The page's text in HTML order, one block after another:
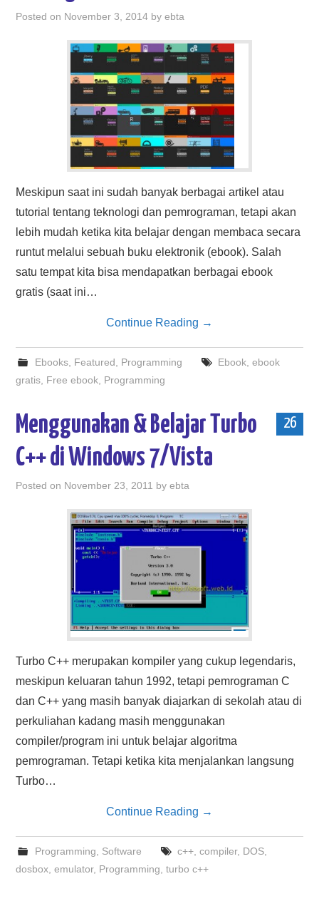
HASIL PENCARIAN
Posted on November 3, 2014 byebta
Meskipun saat ini sudah banyak berbagai artikel atau
tutorial tentang teknologi dan pemrograman, tetapi akan
lebih mudah ketika kita belajar dengan membaca secara
runtut melalui sebuah buku elektronik (ebook). Salah
satu tempat kita bisa mendapatkan berbagai ebook
gratis (saat ini…
Continue Reading →
Ebooks, Featured Programming Ebook, ebook
gratis Free ebook Programming
26
Menggunakan & Belajar Turbo
C++ di Windows 7/Vista
Posted on November 23, 2011 byebta
Turbo C++ merupakan kompiler yang cukup legendaris,
meskipun keluaran tahun 1992, tetapi pemrograman C
dan C++ yang masih banyak diajarkan di sekolah atau di
perkuliahan kadang masih menggunakan
compiler/program ini untuk belajar algoritma
pemrograman. Tetapi ketika kita menjalankan langsung
Turbo…
Continue Reading →
Programming Software c++, compiler, DOS,
dosbox ,emulator, Programming ,turbo c++